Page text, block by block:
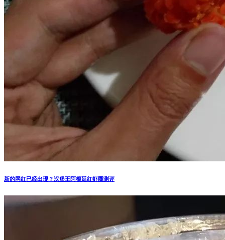
新的网红已经出现？汉堡王阿根延红虾圈测评